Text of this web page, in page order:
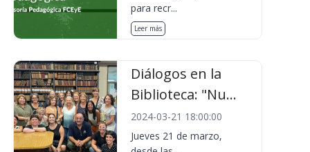
para recr...
Leer más
Diálogos en la
Biblioteca: "Nu...
2024-03-21 18:00:00
Jueves 21 de marzo,